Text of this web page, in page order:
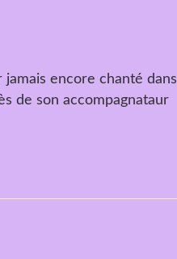
encore chanté dans
de son accompagnataur